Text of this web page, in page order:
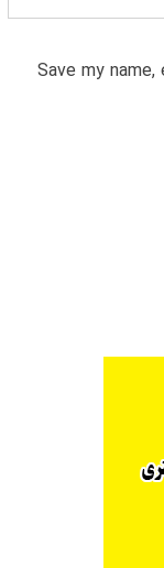
Save my